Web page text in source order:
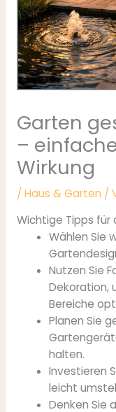
Garten
–
Wirkung
/ Haus & Garten /
Wichtige Tipps für
Wählen Sie
Nutzen Sie
Dekoration,
Bereiche
Planen Sie
halten.
Investieren
leicht
Denken Sie